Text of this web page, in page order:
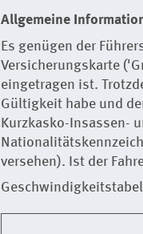
Allgemeine
Es genügen der
Versicherungskarte
eingetragen ist.
Gültigkeit habe und
Kurzkasko-Insassen-
versehen). Ist der